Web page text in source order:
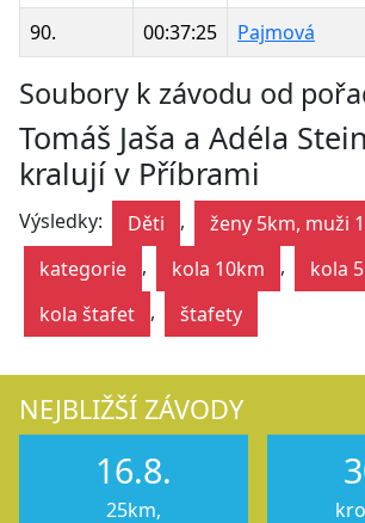
90.
00:37:25 Pajmová
Soubory k závodu od
Tomáš Jaša a Adéla
kralují v Příbrami
Výsledky: Děti , ženy 5km, muži
kategorie
, kola 10km , kola
kola štafet
, štafety
NEJBLIŽŠÍ ZÁVODY
16.8.
25km,